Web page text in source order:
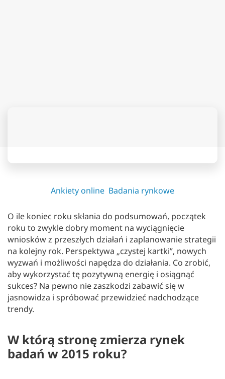
Ankiety online Badania rynkowe
O ile koniec roku skłania do podsumowań, początek
roku to zwykle dobry moment na wyciągnięcie
wniosków z przeszłych działań i zaplanowanie strategii
na kolejny rok. Perspektywa „czystej kartki”, nowych
wyzwań i możliwości napędza do działania. Co zrobić,
aby wykorzystać tę pozytywną energię i osiągnąć
sukces? Na pewno nie zaszkodzi zabawić się w
jasnowidza i spróbować przewidzieć nadchodzące
trendy.
W którą stronę zmierza rynek
badań w 2015 roku?